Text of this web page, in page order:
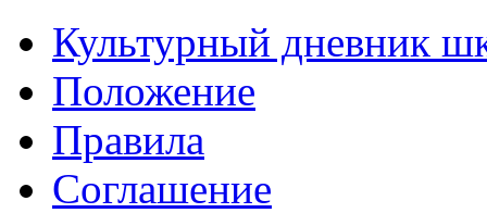
Культурный дневник
Положение
Правила
Соглашение